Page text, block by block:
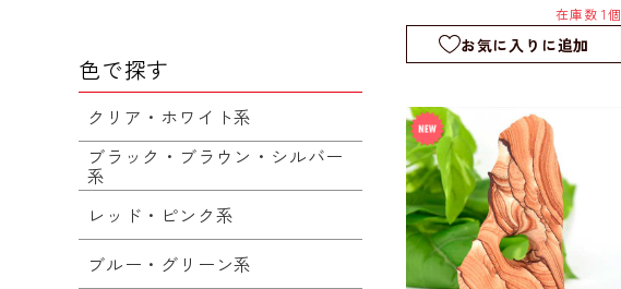
在庫数 1個
お気に入りに追加
色で探す
クリア・ホワイト系
ブラック・ブラウン・シルバー
系
レッド・ピンク系
ブルー・グリーン系